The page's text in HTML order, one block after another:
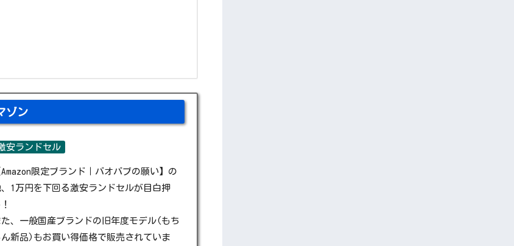
ゾン
安ランドセル
Amazon限定ブランド｜バオバブの願い】の
1万円を下回る激安ランドセルが目白押
た、一般国産ブランドの旧年度モデル(もち
ん新品)もお買い得価格で販売されていま